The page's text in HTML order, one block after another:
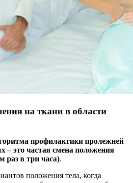
на ткани в области
профилактики пролежней
– это частая смена положения
раз в три часа).
положения тела, когда